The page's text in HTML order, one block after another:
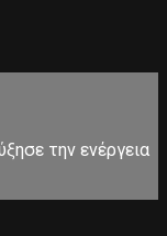
την ενέργεια